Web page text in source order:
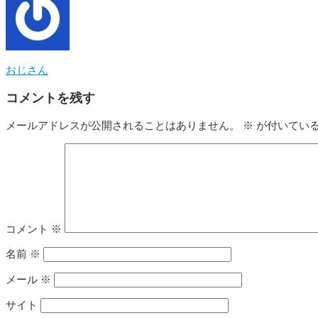
おじさん
コメントを残す
メールアドレスが公開されることはありません。 ※ が付いてい
コメント ※
名前 ※
メール ※
サイト